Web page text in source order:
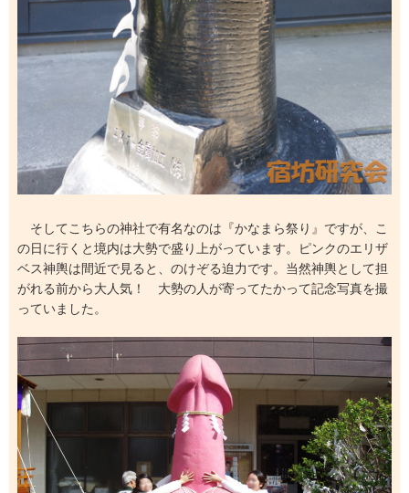
そしてこちらの神社で有名なのは『かなまら祭り』ですが、こ
の日に行くと境内は大勢で盛り上がっています。ピンクのエリザ
ベス神輿は間近で見ると、のけぞる迫力です。当然神輿として担
がれる前から大人気！ 大勢の人が寄ってたかって記念写真を撮
っていました。